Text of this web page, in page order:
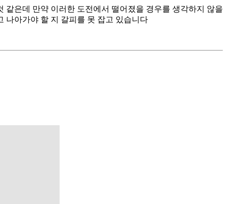
은데 만약 이러한 도전에서 떨어졌을 경우를 생각하지 않을
나아가야 할 지 갈피를 못 잡고 있습니다